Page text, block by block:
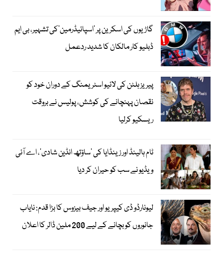
گاڑیوں کی اسکرین پر ’اسپائیڈرمین‘کی تشہیر، بی ایم
ڈبلیو کار مالکان کا شدید ردعمل
پیریز ہلٹن کی لائیو اسٹریمنگ کے دوران خود کو
نقصان پہنچانے کی کوشش، پولیس نے بروقت
ریسکیو کرلیا
ٹام ہالینڈ اور زینڈایا کی ’ساؤتھ انڈین شادی‘، اے آئی
ویڈیو نے سب کو حیران کر دیا
لیونارڈو ڈی کیپریو اور جیف بیزوس کا بڑا قدم: نایاب
جانوروں کو بچانے کے لیے 200 ملین ڈالر کا اعلان